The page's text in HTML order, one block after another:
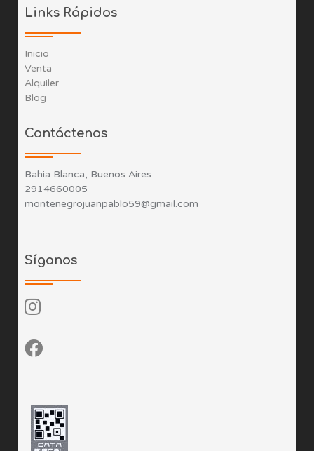
Links Rápidos
Inicio
Venta
Alquiler
Blog
Contáctenos
Bahia Blanca, Buenos Aires
2914660005
montenegrojuanpablo59@gmail.com
Síganos